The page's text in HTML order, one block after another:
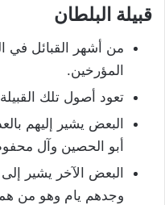
قبيلة البلطان
من أشهر القبائل في
المؤرخين.
تعود أصول تلك
البعض يشير إليهم
أبو الحصين وآل
البعض الآخر يشير
وجدهم يام وهو من